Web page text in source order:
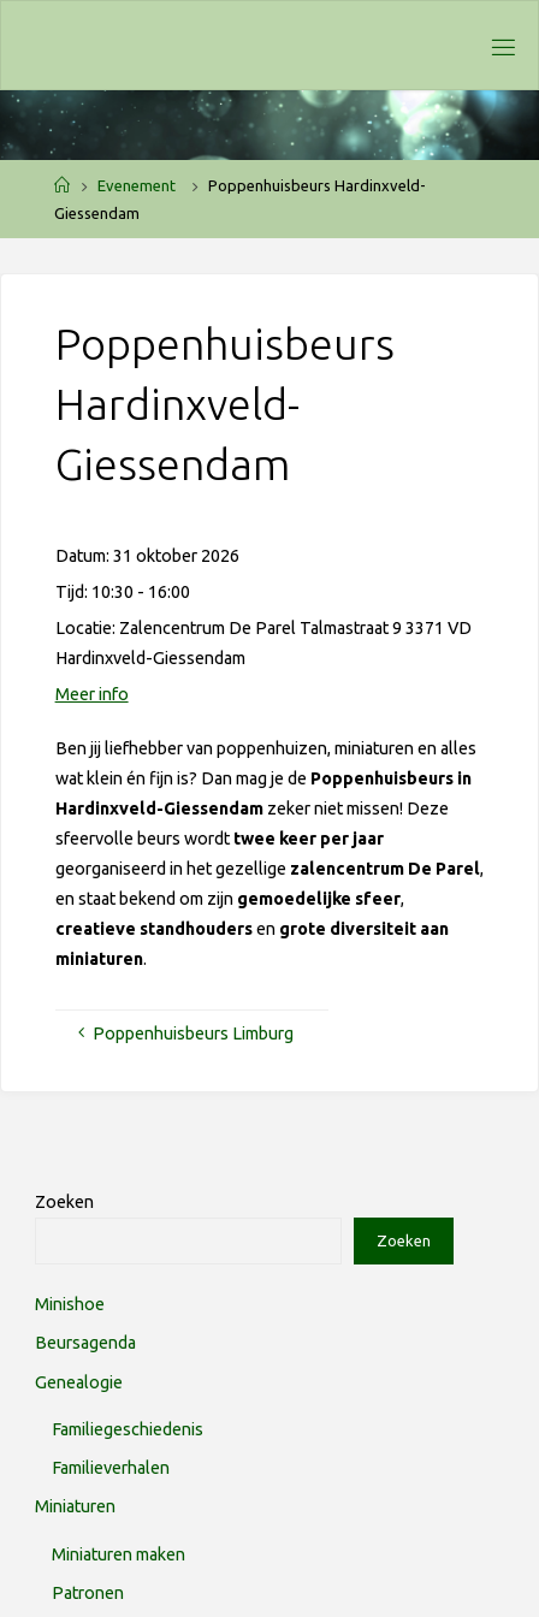
inhoud
HomeEvenement
Poppenhuisbeurs Hardinxveld-
Giessendam
Poppenhuisbeurs
Hardinxveld-
Giessendam
Datum: 31 oktober 2026
Tijd: 10:30 - 16:00
Locatie: Zalencentrum De Parel Talmastraat 9 3371 VD
Hardinxveld-Giessendam
Meer info
Ben jij liefhebber van poppenhuizen, miniaturen en alles
wat klein én fijn is? Dan mag je de Poppenhuisbeurs in
Hardinxveld-Giessendamzeker niet missen! Deze
sfeervolle beurs wordttwee keer per jaar
georganiseerd in het gezellige zalencentrum De Parel,
en staat bekend om zijn gemoedelijke sfeer,
creatieve standhoudersen grote diversiteit aan
miniaturen.
Poppenhuisbeurs Limburg
Zoeken
Zoeken
Minishoe
Beursagenda
Genealogie
Familiegeschiedenis
Familieverhalen
Miniaturen
Miniaturen maken
Patronen